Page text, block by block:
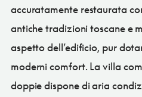
accuratamente restaurata
antiche tradizioni toscane e
aspetto dell’edificio, pur
moderni comfort. La villa
doppie dispone di aria